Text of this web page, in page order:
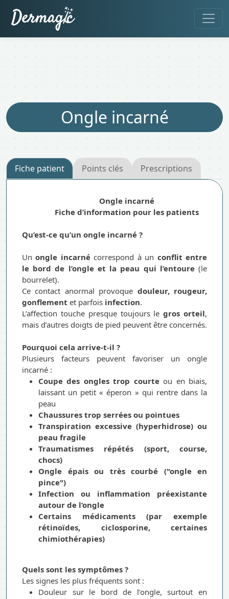
Ongle incarné
Fiche patient Points clés Prescriptions
Ongle incarné
Fiche d’information pour les patients
Qu’est-ce qu’un ongle incarné ?
Unongle incarnécorrespond à un conflit entre
le bord de l’ongle et la peau qui l’entoure(le
bourrelet).
Ce contact anormal provoque douleur, rougeur,
gonflement et parfois infection.
L’affection touche presque toujours legros orteil,
mais d’autres doigts de pied peuvent être concernés.
Pourquoi cela arrive-t-il ?
Plusieurs facteurs peuvent favoriser un ongle
incarné :
Coupe des ongles trop courteou en biais,
laissant un petit « éperon » qui rentre dans la
peau
Chaussures trop serrées ou pointues
Transpiration excessive (hyperhidrose) ou
peau fragile
Traumatismes répétés (sport, course,
chocs)
Ongle épais ou très courbé ("ongle en
pince")
Infection ou inflammation préexistante
autour de l’ongle
Certains médicaments (par exemple
rétinoïdes, ciclosporine, certaines
chimiothérapies)
Quels sont les symptômes ?
Les signes les plus fréquents sont :
Douleur sur le bord de l’ongle, surtout en